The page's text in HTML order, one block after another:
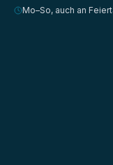
Mo–So, auch an